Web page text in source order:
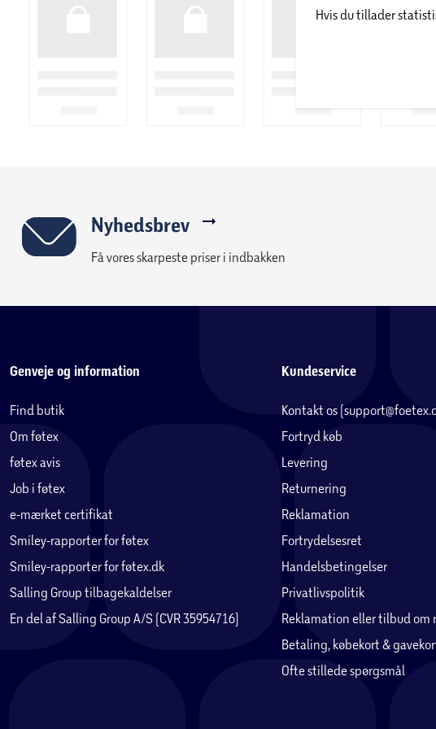
32 cm over gulvet – når barnet bliver mere aktivt
Materiale seng:Fyrretræ
Specifikationer madras:
Egenskaber:Isolerende og fugttransporterende
Hårdhedsgrad: 120 Newton (blød/medium)
Hvis du tillader
Nyhedsbrev
Få vores skarpeste priser i indbakken
Genveje og information
Find butik
Om føtex
føtex avis
Job i føtex
e-mærket certifikat
Smiley-rapporter for føtex
Smiley-rapporter for føtex.dk
Salling Group tilbagekaldelser
En del af Salling Group A/S (CVR 35954716)
Kundeservice
Kontakt os
Fortryd køb
Levering
Returnering
Reklamation
Fortrydelsesret
Handelsbetingelser
Privatlivspolitik
Reklamation eller tilbud om
Betaling, købekort &
Ofte stillede spørgsmål